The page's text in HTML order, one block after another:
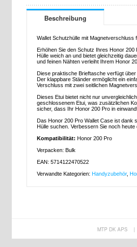
Beschreibung
Wallet Schutzhülle mit Magnetverschluss
Erhöhen Sie den Schutz Ihres Honor
Hülle weich an und bietet gleichzeitig
und feinen Nähten verleiht Ihrem Honor
Diese praktische Brieftasche verfügt
Der klappbare Ständer ermöglicht ein
Verschluss mit zwei seitlichen
Dieses Etui bietet nicht nur
geschlossenem Etui, was zusätzlichen
sicher, dass Ihr Honor 200 Pro in
Das Honor 200 Pro Wallet Case ist dank
Hülle suchen. Verbessern Sie noch
Kompatibilität: Honor 200 Pro
Verpacken: Bulk
EAN: 5714122470522
Verwandte Kategorien: Handyzubehör,
MTP DK APS |